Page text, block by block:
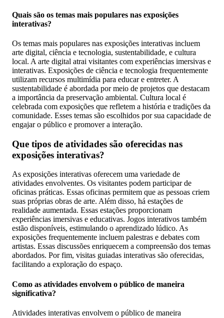
Quais são os temas mais populares nas exposições
interativas?
Os temas mais populares nas exposições interativas incluem
arte digital, ciência e tecnologia, sustentabilidade, e cultura
local. A arte digital atrai visitantes com experiências imersivas e
interativas. Exposições de ciência e tecnologia frequentemente
utilizam recursos multimídia para educar e entreter. A
sustentabilidade é abordada por meio de projetos que destacam
a importância da preservação ambiental. Cultura local é
celebrada com exposições que refletem a história e tradições da
comunidade. Esses temas são escolhidos por sua capacidade de
engajar o público e promover a interação.
Que tipos de atividades são oferecidas nas
exposições interativas?
As exposições interativas oferecem uma variedade de
atividades envolventes. Os visitantes podem participar de
oficinas práticas. Essas oficinas permitem que as pessoas criem
suas próprias obras de arte. Além disso, há estações de
realidade aumentada. Essas estações proporcionam
experiências imersivas e educativas. Jogos interativos também
estão disponíveis, estimulando o aprendizado lúdico. As
exposições frequentemente incluem palestras e debates com
artistas. Essas discussões enriquecem a compreensão dos temas
abordados. Por fim, visitas guiadas interativas são oferecidas,
facilitando a exploração do espaço.
Como as atividades envolvem o público de maneira
significativa?
Atividades interativas envolvem o público de maneira